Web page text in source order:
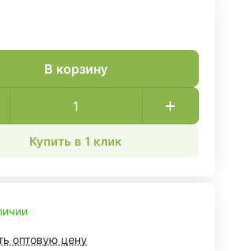
В корзину
Купить в 1 клик
оптовую цену